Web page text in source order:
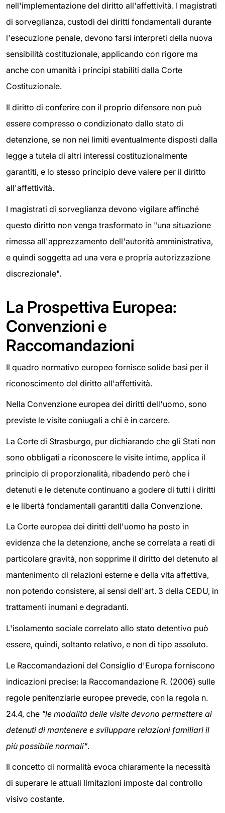
nell'implementazione del diritto all'affettività. I magistrati
di sorveglianza, custodi dei diritti fondamentali durante
l'esecuzione penale, devono farsi interpreti della nuova
sensibilità costituzionale, applicando con rigore ma
anche con umanità i principi stabiliti dalla Corte
Costituzionale.
Il diritto di conferire con il proprio difensore non può
essere compresso o condizionato dallo stato di
detenzione, se non nei limiti eventualmente disposti dalla
legge a tutela di altri interessi costituzionalmente
garantiti, e lo stesso principio deve valere per il diritto
all'affettività.
I magistrati di sorveglianza devono vigilare affinché
questo diritto non venga trasformato in "una situazione
rimessa all'apprezzamento dell'autorità amministrativa,
e quindi soggetta ad una vera e propria autorizzazione
discrezionale".
La Prospettiva Europea:
Convenzioni e
Raccomandazioni
Il quadro normativo europeo fornisce solide basi per il
riconoscimento del diritto all'affettività.
Nella Convenzione europea dei diritti dell'uomo, sono
previste le visite coniugali a chi è in carcere.
La Corte di Strasburgo, pur dichiarando che gli Stati non
sono obbligati a riconoscere le visite intime, applica il
principio di proporzionalità, ribadendo però che i
detenuti e le detenute continuano a godere di tutti i diritti
e le libertà fondamentali garantiti dalla Convenzione.
La Corte europea dei diritti dell'uomo ha posto in
evidenza che la detenzione, anche se correlata a reati di
particolare gravità, non sopprime il diritto del detenuto al
mantenimento di relazioni esterne e della vita affettiva,
non potendo consistere, ai sensi dell'art. 3 della CEDU, in
trattamenti inumani e degradanti.
L'isolamento sociale correlato allo stato detentivo può
essere, quindi, soltanto relativo, e non di tipo assoluto.
Le Raccomandazioni del Consiglio d'Europa forniscono
indicazioni precise: la Raccomandazione R. (2006) sulle
regole penitenziarie europee prevede, con la regola n.
24.4, che "le modalità delle visite devono permettere ai
detenuti di mantenere e sviluppare relazioni familiari il
più possibile normali".
Il concetto di normalità evoca chiaramente la necessità
di superare le attuali limitazioni imposte dal controllo
visivo costante.